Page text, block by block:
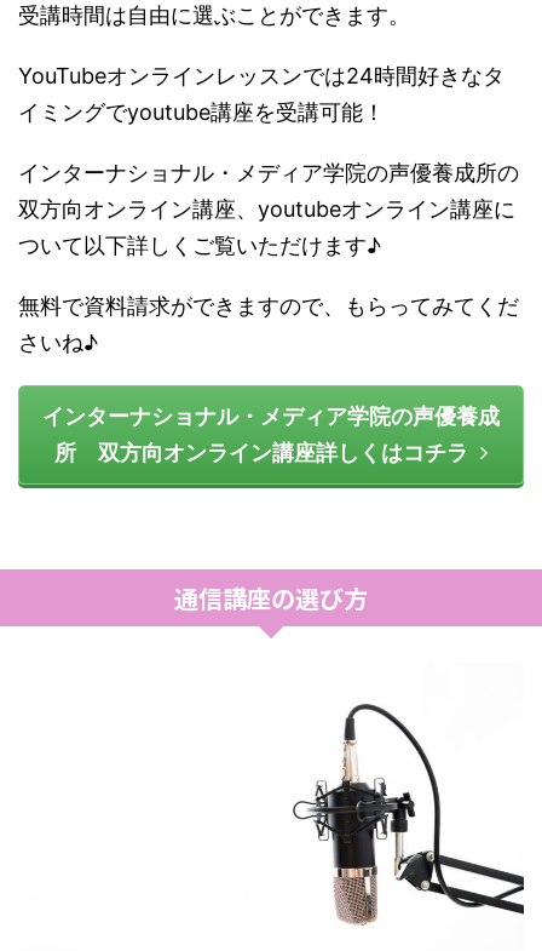
受講時間は自由に選ぶことができます。
YouTubeオンラインレッスンでは24時間好きなタ
イミングでyoutube講座を受講可能！
インターナショナル・メディア学院の声優養成所の
双方向オンライン講座、youtubeオンライン講座に
ついて以下詳しくご覧いただけます♪
無料で資料請求ができますので、もらってみてくだ
さいね♪
インターナショナル・メディア学院の声優養成
所 双方向オンライン講座詳しくはコチラ
通信講座の選び方